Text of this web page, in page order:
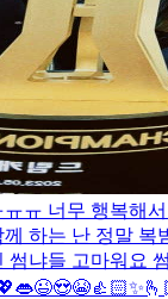
ㅠ 너무 행복해
하는 난 정말 복
냐들 고마워요